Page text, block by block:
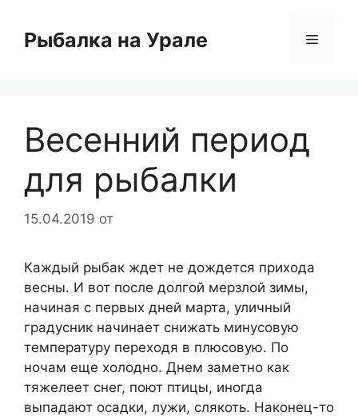
содержимому
Рыбалка на Урале Меню
Весенний период
для рыбалки
15.04.2019 от
Каждый рыбак ждет не дождется прихода
весны. И вот после долгой мерзлой зимы,
начиная с первых дней марта, уличный
градусник начинает снижать минусовую
температуру переходя в плюсовую. По
ночам еще холодно. Днем заметно как
тяжелеет снег, поют птицы, иногда
выпадают осадки, лужи, слякоть. Наконец-то